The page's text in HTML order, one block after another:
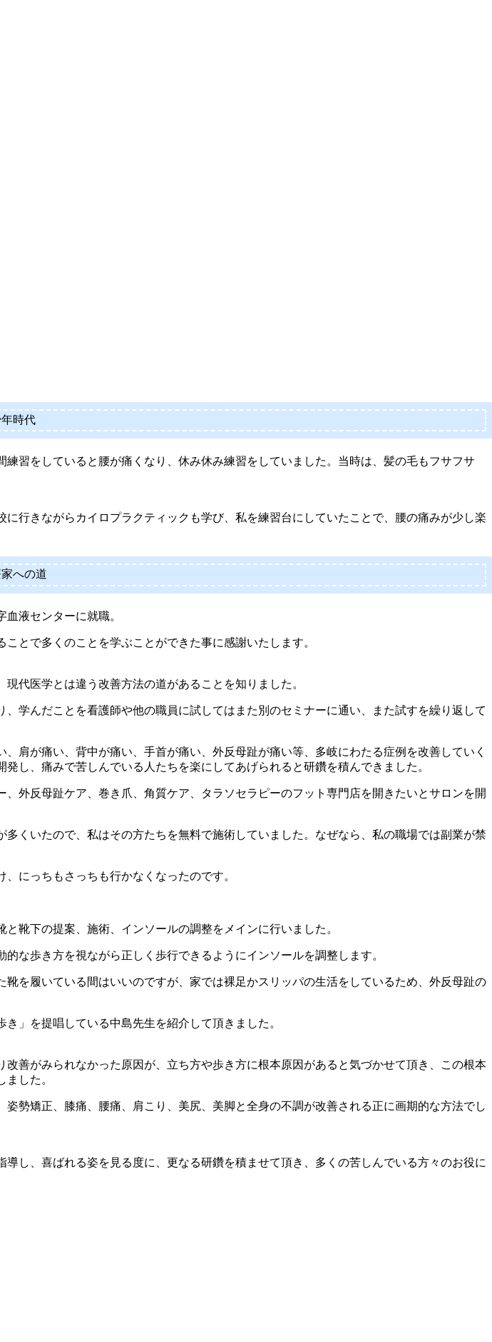
時代
習をしていると腰が痛くなり、休み休み練習をしていました。当時は、髪の毛もフサフサ
行きながらカイロプラクティックも学び、私を練習台にしていたことで、腰の痛みが少し楽
への道
液センターに就職。
とで多くのことを学ぶことができた事に感謝いたします。
代医学とは違う改善方法の道があることを知りました。
学んだことを看護師や他の職員に試してはまた別のセミナーに通い、また試すを繰り返して
肩が痛い、背中が痛い、手首が痛い、外反母趾が痛い等、多岐にわたる症例を改善していく
し、痛みで苦しんでいる人たちを楽にしてあげられると研鑽を積んできました。
外反母趾ケア、巻き爪、角質ケア、タラソセラピーのフット専門店を開きたいとサロンを開
くいたので、私はその方たちを無料で施術していました。なぜなら、私の職場では副業が禁
にっちもさっちも行かなくなったのです。
靴下の提案、施術、インソールの調整をメインに行いました。
な歩き方を視ながら正しく歩行できるようにインソールを調整します。
を履いている間はいいのですが、家では裸足かスリッパの生活をしているため、外反母趾の
」を提唱している中島先生を紹介して頂きました。
善がみられなかった原因が、立ち方や歩き方に根本原因があると気づかせて頂き、この根本
した。
勢矯正、膝痛、腰痛、肩こり、美尻、美脚と全身の不調が改善される正に画期的な方法でし
し、喜ばれる姿を見る度に、更なる研鑽を積ませて頂き、多くの苦しんでいる方々のお役に